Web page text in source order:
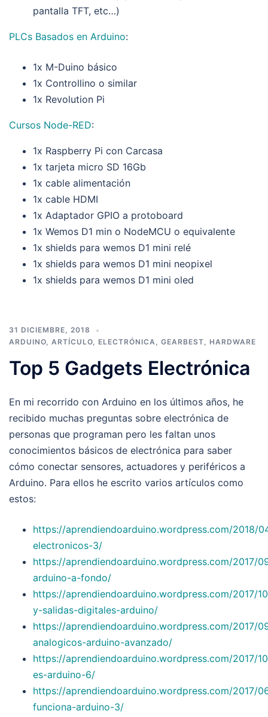
pantalla TFT, etc…)
PLCs Basados en Arduino:
1x M-Duino básico
1x Controllino o similar
1x Revolution Pi
Cursos Node-RED:
1x Raspberry Pi con Carcasa
1x tarjeta micro SD 16Gb
1x cable alimentación
1x cable HDMI
1x Adaptador GPIO a protoboard
1x Wemos D1 min o NodeMCU o equivalente
1x shields para wemos D1 mini relé
1x shields para wemos D1 mini neopixel
1x shields para wemos D1 mini oled
31 DICIEMBRE, 2018
ARDUINO ARTÍCULO ELECTRÓNICA GEARBEST HARDWARE
Top 5 Gadgets Electrónica
En mi recorrido con Arduino en los últimos años, he
recibido muchas preguntas sobre electrónica de
personas que programan pero les faltan unos
conocimientos básicos de electrónica para saber
cómo conectar sensores, actuadores y periféricos a
Arduino. Para ellos he escrito varios artículos como
estos:
https://aprendiendoarduino.wordpress.com/2018/
electronicos-3/
https://aprendiendoarduino.wordpress.com/2017/
arduino-a-fondo/
https://aprendiendoarduino.wordpress.com/2017/
y-salidas-digitales-arduino/
https://aprendiendoarduino.wordpress.com/2017/
analogicos-arduino-avanzado/
https://aprendiendoarduino.wordpress.com/2017/
es-arduino-6/
https://aprendiendoarduino.wordpress.com/2017/
funciona-arduino-3/